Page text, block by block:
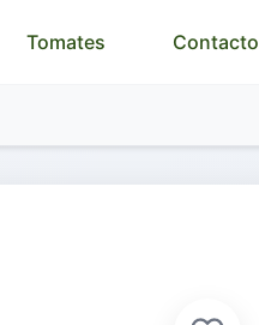
Tomates Contacto